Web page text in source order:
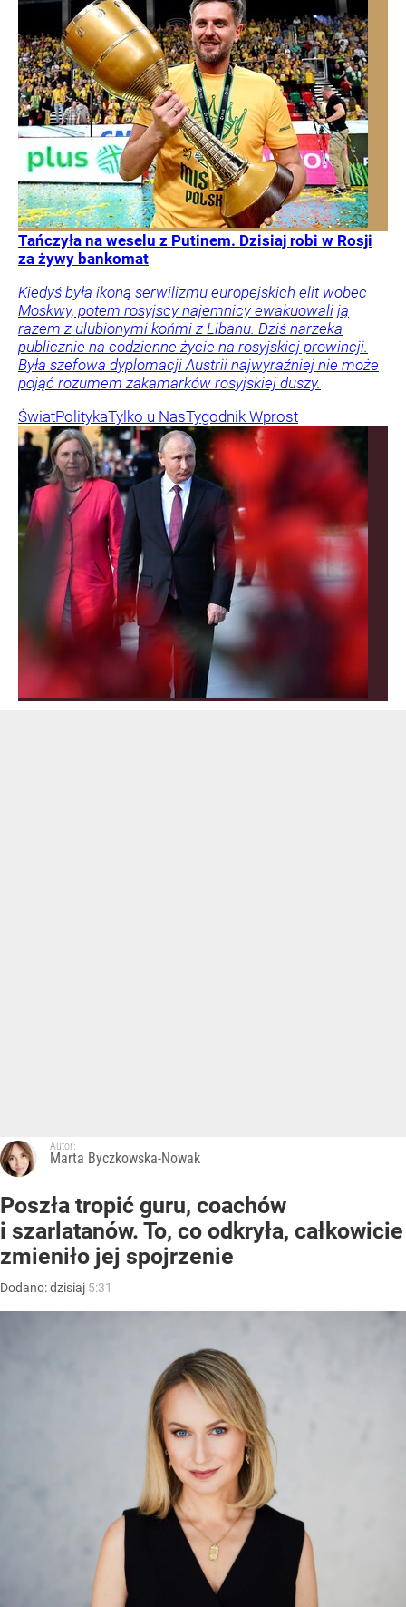
Tańczyła na weselu z Putinem. Dzisiaj robi w Rosji
za żywy bankomat
Kiedyś była ikoną serwilizmu europejskich elit wobec
Moskwy, potem rosyjscy najemnicy ewakuowali ją
razem z ulubionymi końmi z Libanu. Dziś narzeka
publicznie na codzienne życie na rosyjskiej prowincji.
Była szefowa dyplomacji Austrii najwyraźniej nie może
pojąć rozumem zakamarków rosyjskiej duszy.
ŚwiatPolitykaTylko u NasTygodnik Wprost
Autor:
Marta Byczkowska-Nowak
Poszła tropić guru, coachów
i szarlatanów. To, co odkryła, całkowicie
zmieniło jej spojrzenie
Dodano:dzisiaj 5:31